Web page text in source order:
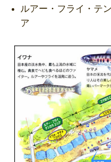
ルアー・フライ・テ
ア